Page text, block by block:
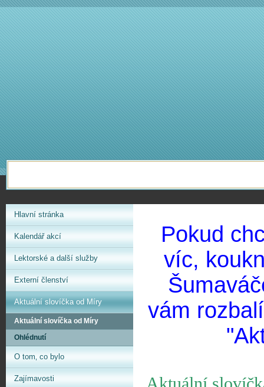
Pokud
víc,
vám
Hlavní stránka
Kalendář akcí
Lektorské a další služby
Externí členství
Aktuální slovíčka od Míry
Aktuální slovíčka od Míry
Ohlédnutí
O tom‚ co bylo
Zajímavosti